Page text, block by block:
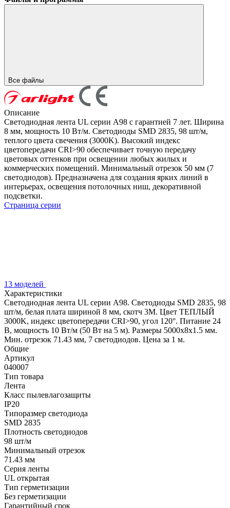
Все файлы
Описание
Светодиодная лента UL серии A98 с гарантией 7 лет. Ширина
8 мм, мощность 10 Вт/м. Светодиоды SMD 2835, 98 шт/м,
теплого цвета свечения (3000K). Высокий индекс
цветопередачи CRI>90 обеспечивает точную передачу
цветовых оттенков при освещении любых жилых и
коммерческих помещений. Минимальный отрезок 50 мм (7
светодиодов). Предназначена для создания ярких линий в
интерьерах, освещения потолочных ниш, декоративной
подсветки.
Страница серии
13 моделей
Характеристики
Светодиодная лента UL серии A98. Светодиоды SMD 2835, 98
шт/м, белая плата шириной 8 мм, скотч 3M. Цвет ТЕПЛЫЙ
3000K, индекс цветопередачи CRI>90, угол 120°. Питание 24
В, мощность 10 Вт/м (50 Вт на 5 м). Размеры 5000x8x1.5 мм.
Мин. отрезок 71.43 мм, 7 светодиодов. Цена за 1 м.
Общие
Артикул
040007
Тип товара
Лента
Класс пылевлагозащиты
IP20
Типоразмер светодиода
SMD 2835
Плотность светодиодов
98 шт/м
Минимальный отрезок
71.43 мм
Серия ленты
UL открытая
Тип герметизации
Без герметизации
Гарантийный срок